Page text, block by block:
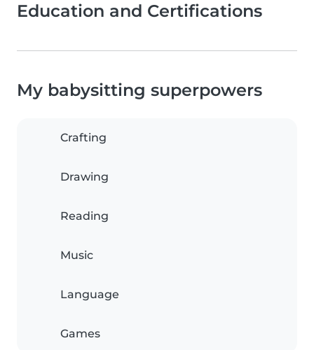
Education and Certifications
My babysitting superpowers
Crafting
Drawing
Reading
Music
Language
Games